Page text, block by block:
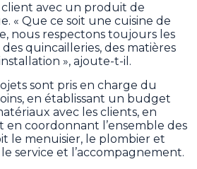
client avec un produit de
« Que ce soit une cuisine de
nous respectons toujours les
quincailleries, des matières
», ajoute-t-il.
sont pris en charge du
en établissant un budget
avec les clients, en
coordonnant l’ensemble des
le menuisier, le plombier et
service et l’accompagnement.